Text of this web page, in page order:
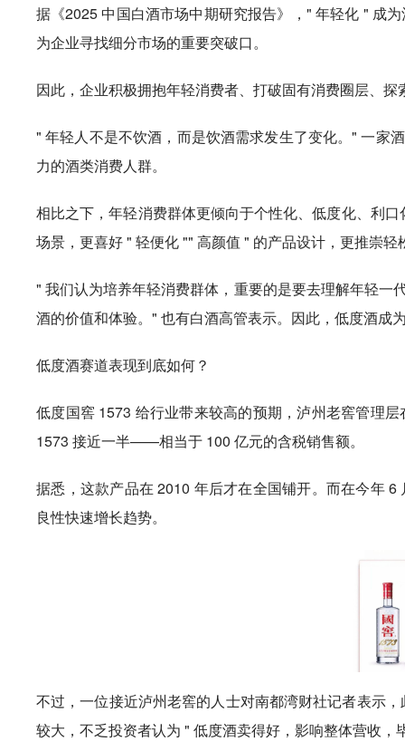
据《2025 中国白酒市场中期研究报告》，" 年轻化 " 成
为企业寻找细分市场的重要突破口。
因此，企业积极拥抱年轻消费者、打破固有消费圈层、
" 年轻人不是不饮酒，而是饮酒需求发生了变化。" 一家
力的酒类消费人群。
相比之下，年轻消费群体更倾向于个性化、低度化、利
场景，更喜好 " 轻便化 "" 高颜值 " 的产品设计，更推崇轻
" 我们认为培养年轻消费群体，重要的是要去理解年轻
酒的价值和体验。" 也有白酒高管表示。因此，低度酒成
低度酒赛道表现到底如何？
低度国窖 1573 给行业带来较高的预期，泸州老窖管理
1573 接近一半——相当于 100 亿元的含税销售额。
据悉，这款产品在 2010 年后才在全国铺开。而在今年
良性快速增长趋势。
不过，一位接近泸州老窖的人士对南都湾财社记者表示
较大，不乏投资者认为 " 低度酒卖得好，影响整体营收，